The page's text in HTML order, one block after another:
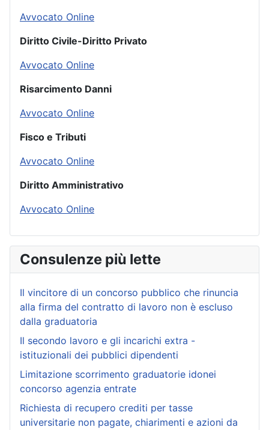
Avvocato Online
Diritto Civile-Diritto Privato
Avvocato Online
Risarcimento Danni
Avvocato Online
Fisco e Tributi
Avvocato Online
Diritto Amministrativo
Avvocato Online
Consulenze più lette
Il vincitore di un concorso pubblico che rinuncia
alla firma del contratto di lavoro non è escluso
dalla graduatoria
Il secondo lavoro e gli incarichi extra -
istituzionali dei pubblici dipendenti
Limitazione scorrimento graduatorie idonei
concorso agenzia entrate
Richiesta di recupero crediti per tasse
universitarie non pagate, chiarimenti e azioni da